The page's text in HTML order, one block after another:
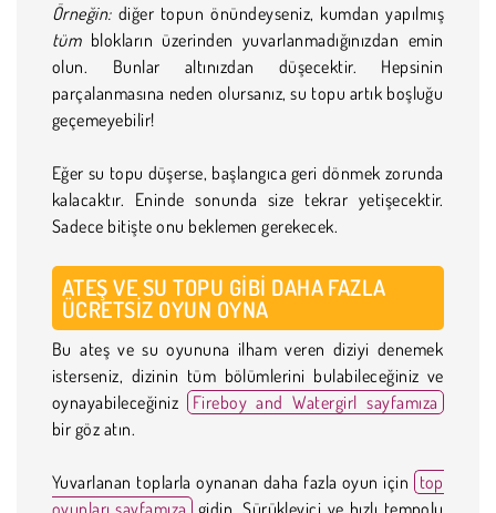
Örneğin:diğer topun önündeyseniz, kumdan yapılmış
tümblokların üzerinden yuvarlanmadığınızdan emin
olun. Bunlar altınızdan düşecektir. Hepsinin
parçalanmasına neden olursanız, su topu artık boşluğu
geçemeyebilir!
Eğer su topu düşerse, başlangıca geri dönmek zorunda
kalacaktır. Eninde sonunda size tekrar yetişecektir.
Sadece bitişte onu beklemen gerekecek.
ATEŞ VE SU TOPU GIBI DAHA FAZLA
ÜCRETSIZ OYUN OYNA
Bu ateş ve su oyununa ilham veren diziyi denemek
isterseniz, dizinin tüm bölümlerini bulabileceğiniz ve
oynayabileceğiniz
Fireboy and Watergirl sayfamıza
bir göz atın.
Yuvarlanan toplarla oynanan daha fazla oyun için top
oyunları sayfamıza gidin. Sürükleyici ve hızlı tempolu